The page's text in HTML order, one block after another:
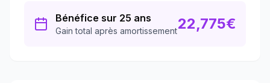
Bénéfice sur 25 ans
Gain total après amortissement22,775€